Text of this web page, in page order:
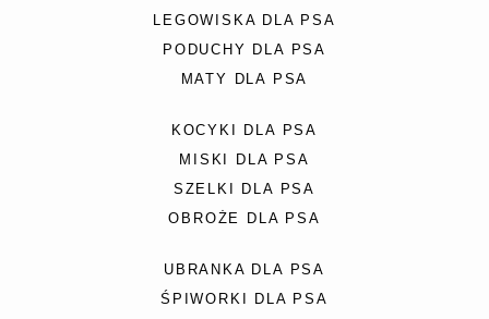
LEGOWISKA DLA PSA
PODUCHY DLA PSA
MATY DLA PSA
KOCYKI DLA PSA
MISKI DLA PSA
SZELKI DLA PSA
OBROŻE DLA PSA
UBRANKA DLA PSA
ŚPIWORKI DLA PSA